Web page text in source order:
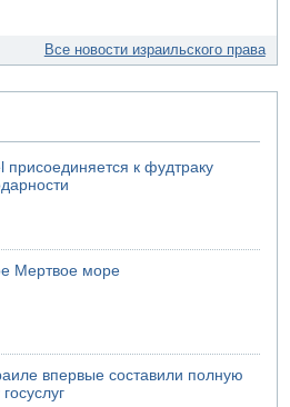
Все новости израильского права
присоединяется к фудтраку
Мертвое море
впервые составили полную
госуслуг